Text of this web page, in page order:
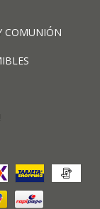
COMUNIÓN